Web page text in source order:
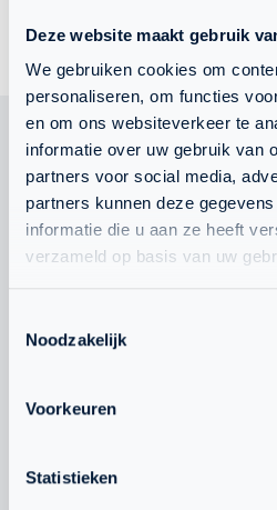
Deze website maakt gebruik
We gebruiken cookies om
personaliseren, om functies
en om ons websiteverkeer te
informatie over uw gebruik van
partners voor social media,
partners kunnen deze
informatie die u aan ze heeft
verzameld op basis van uw
Noodzakelijk
Voorkeuren
Statistieken
OM
WAT